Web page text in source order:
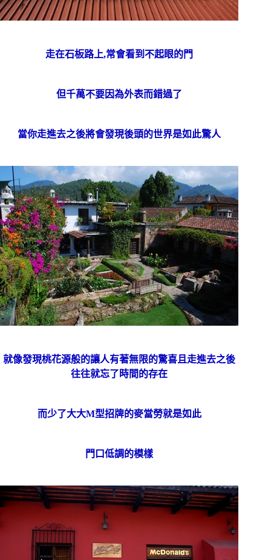
走在石板路上,常會看到不起眼的門
但千萬不要因為外表而錯過了
當你走進去之後將會發現後頭的世界是如此驚人
就像發現桃花源般的讓人有著無限的驚喜且走進去之後
往往就忘了時間的存在
而少了大大M型招牌的麥當勞就是如此
門口低調的模樣